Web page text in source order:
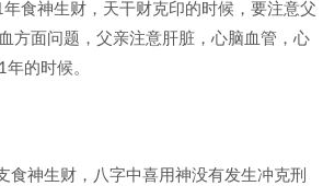
食神生财，天干财克印的时候，要注意父
方面问题，父亲注意肝脏，心脑血管，心
的时候。
神生财，八字中喜用神没有发生冲克刑